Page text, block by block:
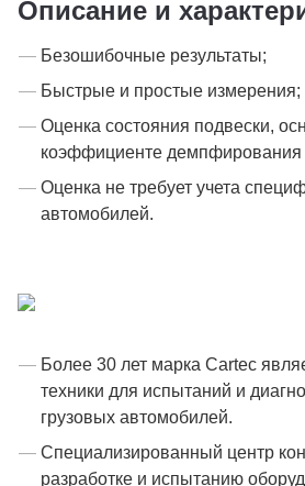
Описание и
Безошибочные результаты;
Быстрые и простые измерения;
Оценка состояния подвески,
коэффициенте демпфирования
Оценка не требует учета
автомобилей.
Более 30 лет марка Cartec
техники для испытаний и
грузовых автомобилей.
Специализированный центр
разработке и испытанию